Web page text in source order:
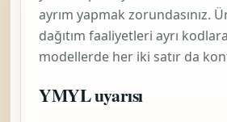
ayrım yapmak zorundasınız.
dağıtım faaliyetleri ayrı
modellerde her iki satır da
YMYL uyarısı